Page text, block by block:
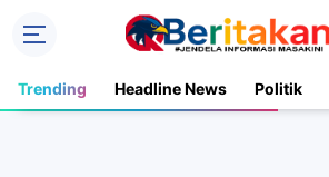
Trending Headline News Politik